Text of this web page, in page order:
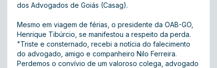
dos Advogados de Goiás (Casag).
Mesmo em viagem de férias, o presidente da OAB-GO,
Henrique Tibúrcio, se manifestou a respeito da perda.
"Triste e consternado, recebi a notícia do falecimento
do advogado, amigo e companheiro Nilo Ferreira.
Perdemos o convívio de um valoroso colega, advogado